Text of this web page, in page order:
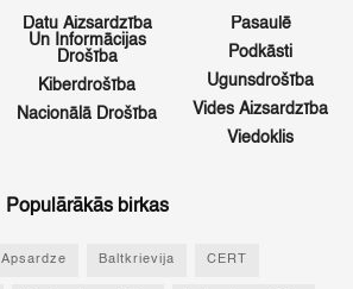
Datu Aizsardzība
Un Informācijas
Drošība
Kiberdrošība
Nacionālā Drošība
Pasaulē
Podkāsti
Ugunsdrošība
Vides Aizsardzība
Viedoklis
Populārākās birkas
Apsardze Baltkrievija CERT